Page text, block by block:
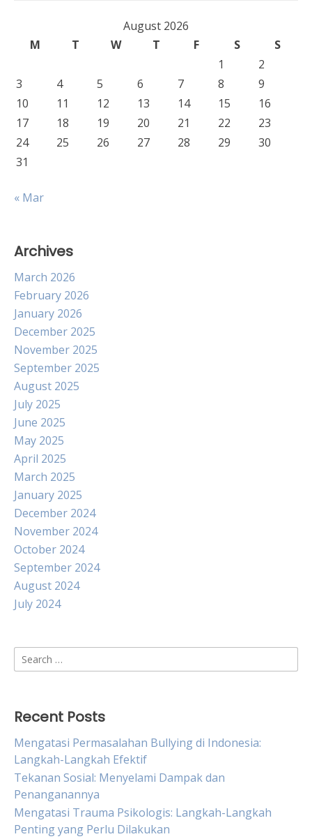
August 2026
M
T W T F S
S
1
2
3
4 5 6 7 8
9
10
11 12 13 14 15
16
17
18 19 20 21 22
23
24
25 26 27 28 29
30
31
« Mar
Archives
March 2026
February 2026
January 2026
December 2025
November 2025
September 2025
August 2025
July 2025
June 2025
May 2025
April 2025
March 2025
January 2025
December 2024
November 2024
October 2024
September 2024
August 2024
July 2024
Search
for:
Recent Posts
Mengatasi Permasalahan Bullying di Indonesia:
Langkah-Langkah Efektif
Tekanan Sosial: Menyelami Dampak dan
Penanganannya
Mengatasi Trauma Psikologis: Langkah-Langkah
Penting yang Perlu Dilakukan